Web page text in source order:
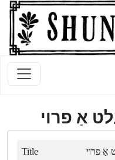
אַ פרוי
Title
אַ פרוי